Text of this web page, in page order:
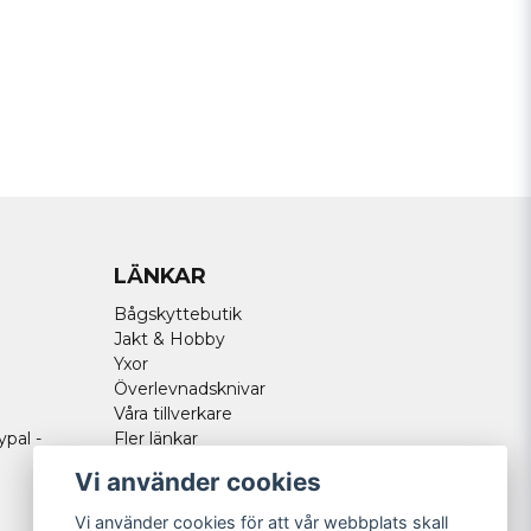
-
LÄNKAR
Bågskyttebutik
Jakt & Hobby
Yxor
Överlevnadsknivar
Våra tillverkare
Fler länkar
Vi använder cookies
Vi använder cookies för att vår webbplats skall